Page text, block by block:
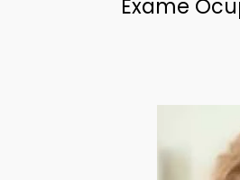
Exame